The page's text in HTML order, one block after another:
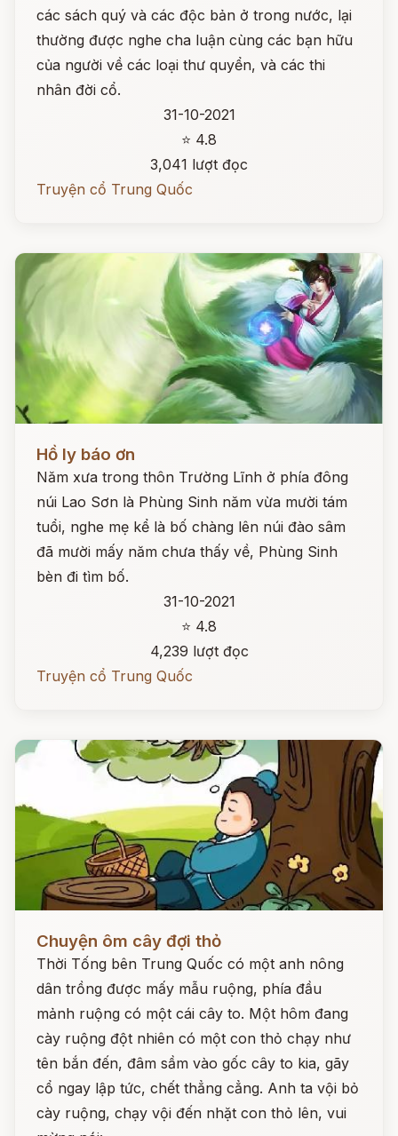
các sách quý và các độc bản ở trong nước, lại
thường được nghe cha luận cùng các bạn hữu
của người về các loại thư quyển, và các thi
nhân đời cổ.
31-10-2021
⭐ 4.8
3,041 lượt đọc
Truyện cổ Trung Quốc
Đọc ngay
Hồ ly báo ơn
Năm xưa trong thôn Trường Lĩnh ở phía đông
núi Lao Sơn là Phùng Sinh năm vừa mười tám
tuổi, nghe mẹ kể là bố chàng lên núi đào sâm
đã mười mấy năm chưa thấy về, Phùng Sinh
bèn đi tìm bố.
31-10-2021
⭐ 4.8
4,239 lượt đọc
Truyện cổ Trung Quốc
Chuyện ôm cây đợi thỏ
Thời Tống bên Trung Quốc có một anh nông
dân trồng được mấy mẫu ruộng, phía đầu
mảnh ruộng có một cái cây to. Một hôm đang
cày ruộng đột nhiên có một con thỏ chạy như
tên bắn đến, đâm sầm vào gốc cây to kia, gãy
cổ ngay lập tức, chết thẳng cẳng. Anh ta vội bỏ
cày ruộng, chạy vội đến nhặt con thỏ lên, vui